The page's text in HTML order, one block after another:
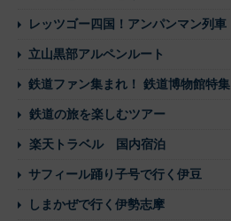
レッツゴー四国！アンパンマン列車
立山黒部アルペンルート
鉄道ファン集まれ！ 鉄道博物館特集
鉄道の旅を楽しむツアー
楽天トラベル 国内宿泊
サフィール踊り子号で行く伊豆
しまかぜで行く伊勢志摩